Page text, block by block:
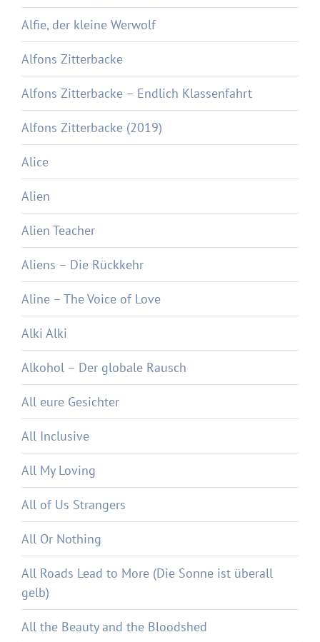
Alfie, der kleine Werwolf
Alfons Zitterbacke
Alfons Zitterbacke – Endlich Klassenfahrt
Alfons Zitterbacke (2019)
Alice
Alien
Alien Teacher
Aliens – Die Rückkehr
Aline – The Voice of Love
Alki Alki
Alkohol – Der globale Rausch
All eure Gesichter
All Inclusive
All My Loving
All of Us Strangers
All Or Nothing
All Roads Lead to More (Die Sonne ist überall
gelb)
All the Beauty and the Bloodshed